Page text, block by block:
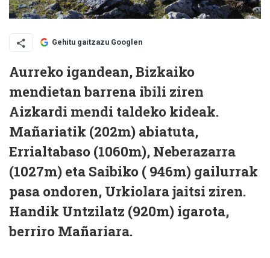
Gehitu gaitzazu Googlen
Aurreko igandean, Bizkaiko
mendietan barrena ibili ziren
Aizkardi mendi taldeko kideak.
Mañariatik (202m) abiatuta,
Errialtabaso (1060m), Neberazarra
(1027m) eta Saibiko ( 946m) gailurrak
pasa ondoren, Urkiolara jaitsi ziren.
Handik Untzilatz (920m) igarota,
berriro Mañariara.